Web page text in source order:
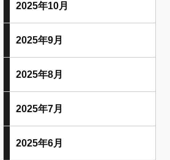
2025年10月
2025年9月
2025年8月
2025年7月
2025年6月